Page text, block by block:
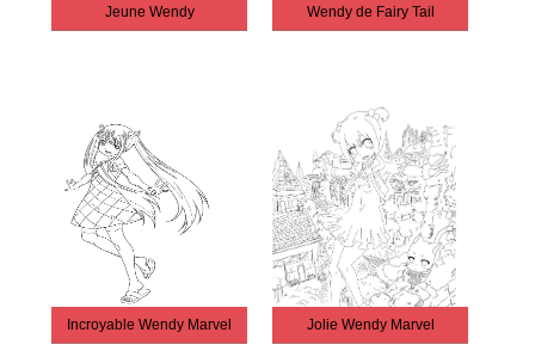
Jeune Wendy Wendy de Fairy Tail
Incroyable Wendy Marvel Jolie Wendy Marvel